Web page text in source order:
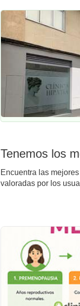
Tenemos los
Encuentra las
valoradas por los